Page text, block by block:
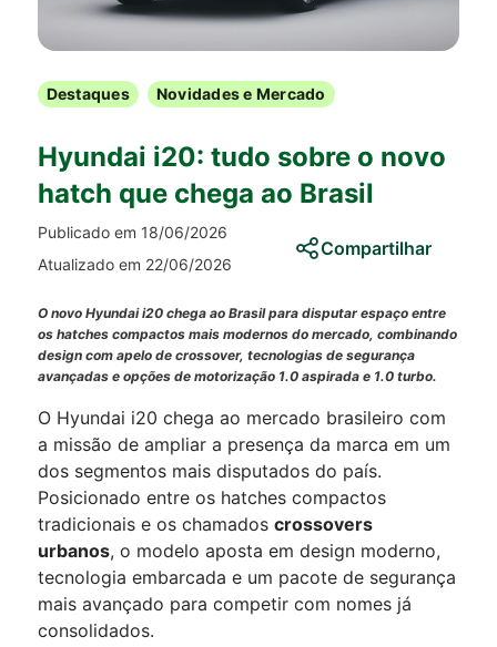
Destaques Novidades e Mercado
Hyundai i20: tudo sobre o novo
hatch que chega ao Brasil
Publicado em 18/06/2026
Atualizado em 22/06/2026
Compartilhar
O novo Hyundai i20 chega ao Brasil para disputar espaço entre
os hatches compactos mais modernos do mercado, combinando
design com apelo de crossover, tecnologias de segurança
avançadas e opções de motorização 1.0 aspirada e 1.0 turbo.
O Hyundai i20 chega ao mercado brasileiro com
a missão de ampliar a presença da marca em um
dos segmentos mais disputados do país.
Posicionado entre os hatches compactos
tradicionais e os chamados crossovers
urbanos, o modelo aposta em design moderno,
tecnologia embarcada e um pacote de segurança
mais avançado para competir com nomes já
consolidados.